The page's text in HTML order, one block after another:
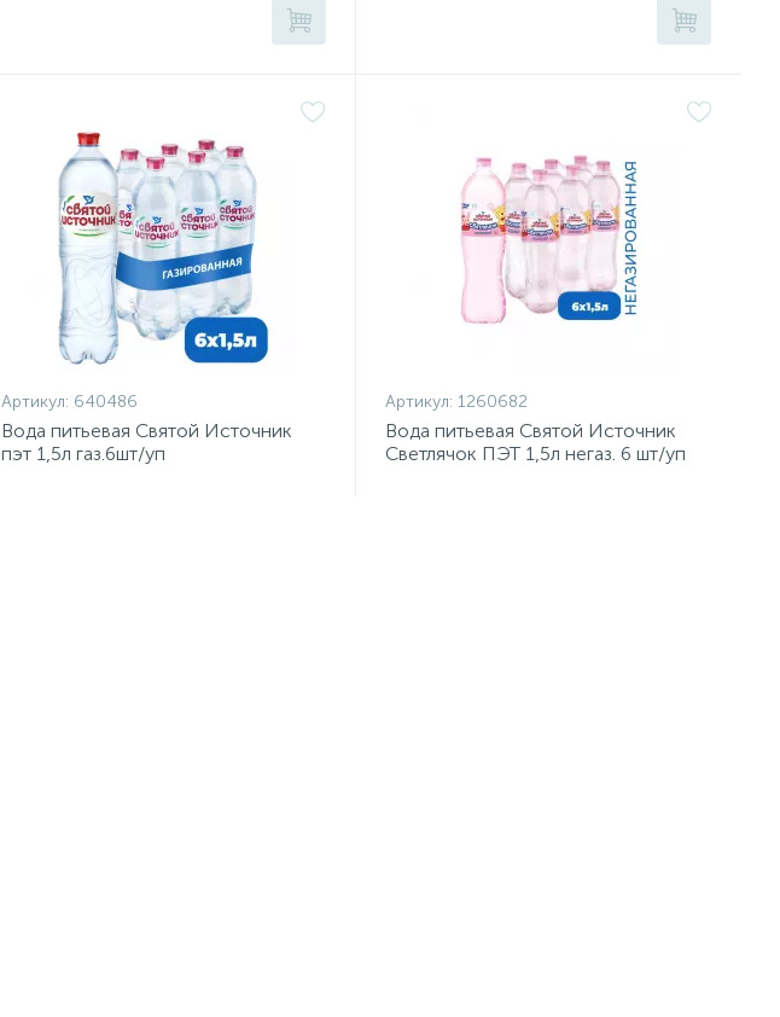
Артикул: 640486
Вода питьевая Святой Источник
пэт 1,5л газ.6шт/уп
Артикул: 1260682
Вода питьевая Святой Источник
Светлячок ПЭТ 1,5л негаз. 6 шт/уп